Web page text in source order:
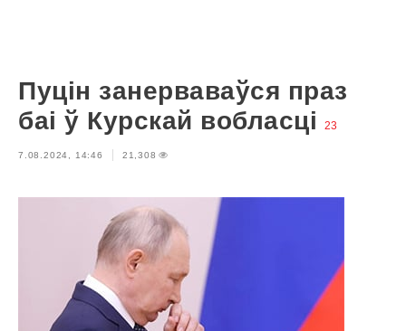
Пуцін занерваваўся праз
баі ў Курскай вобласці
23
7.08.2024, 14:46 21,308